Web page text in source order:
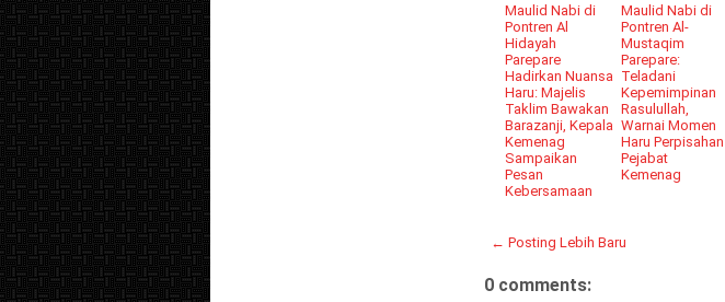
Maulid Nabi di
Pontren Al
Hidayah
Parepare
Hadirkan Nuansa
Haru: Majelis
Taklim Bawakan
Barazanji, Kepala
Kemenag
Sampaikan
Pesan
Kebersamaan
Maulid Nabi di
Pontren Al-
Mustaqim
Parepare:
Teladani
Kepemimpinan
Rasulullah,
Warnai Momen
Haru Perpisahan
Pejabat
Kemenag
← Posting Lebih Baru
0 comments: